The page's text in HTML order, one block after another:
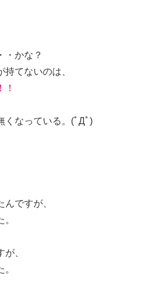
・かな？
てないのは、
なっている。 (ﾟДﾟ)
ですが、
、